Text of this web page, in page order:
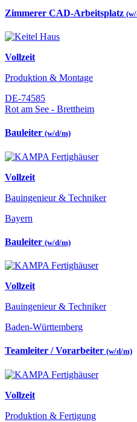
Zimmerer CAD-Arbeitsplatz
Vollzeit
Produktion & Montage
DE-74585
Rot am See - Brettheim
Bauleiter (w/d/m)
Vollzeit
Bauingenieur & Techniker
Bayern
Bauleiter (w/d/m)
Vollzeit
Bauingenieur & Techniker
Baden-Württemberg
Teamleiter / Vorarbeiter (w/d/m)
Vollzeit
Produktion & Fertigung